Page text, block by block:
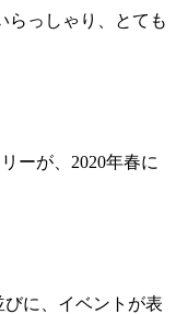
らっしゃり、とても
ーが、2020年春に
に、イベントが表